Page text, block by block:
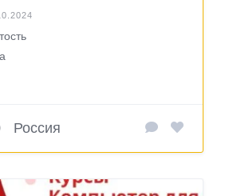
Россия